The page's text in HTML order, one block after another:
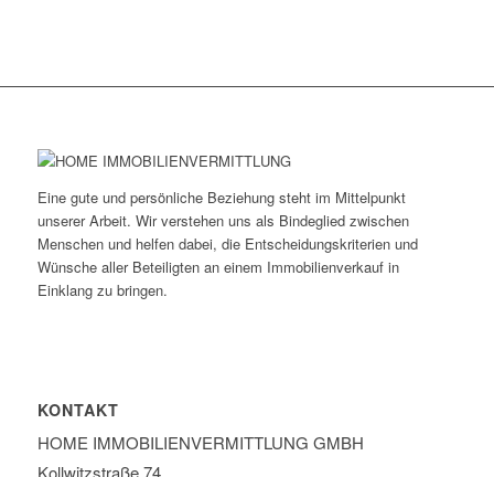
Eine gute und persönliche Beziehung steht im Mittelpunkt
unserer Arbeit. Wir verstehen uns als Bindeglied zwischen
Menschen und helfen dabei, die Entscheidungskriterien und
Wünsche aller Beteiligten an einem Immobilienverkauf in
Einklang zu bringen.
KONTAKT
HOME IMMOBILIEN­VERMITTLUNG GMBH
Kollwitzstraße 74